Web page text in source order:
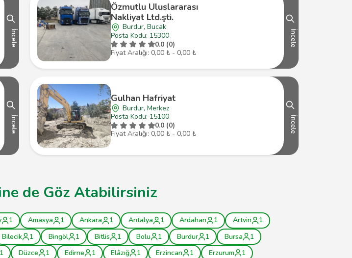
İncele
Özmutlu Uluslararası
Nakliyat Ltd.şti.
Burdur, Bucak
Posta Kodu: 15300
0.0 (0)
Fiyat Aralığı: 0,00 ₺ - 0,00 ₺
İncele
İncele
Gulhan Hafriyat
Burdur, Merkez
Posta Kodu: 15100
0.0 (0)
Fiyat Aralığı: 0,00 ₺ - 0,00 ₺
İncele
de Göz Atabilirsiniz
1 Amasya 1 Ankara 1 Antalya 1 Ardahan 1 Artvin
1
Bilecik 1 Bingöl 1 Bitlis 1 Bolu 1 Burdur 1 Bursa
1
1 Düzce 1 Edirne 1 Elâzığ 1 Erzincan 1 Erzurum
1